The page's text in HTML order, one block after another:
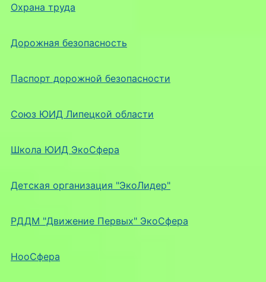
Охрана труда
Дорожная безопасность
Паспорт дорожной безопасности
Союз ЮИД Липецкой области
Школа ЮИД ЭкоСфера
Детская организация "ЭкоЛидер"
РДДМ "Движение Первых" ЭкоСфера
НооСфера